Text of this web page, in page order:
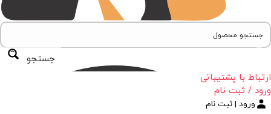
جستجو
ارتباط با پشتیبانی
ورود / ثبت نام
ورود | ثبت نام